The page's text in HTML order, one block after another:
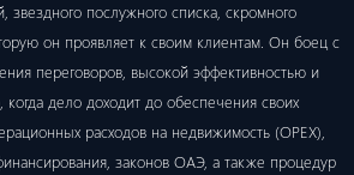
послужного списка, скромного
он проявляет к своим клиентам. Он боец ​​с
переговоров, высокой эффективностью и
когда дело доходит до обеспечения своих
расходов на недвижимость (OPEX),
законов ОАЭ, а также процедур